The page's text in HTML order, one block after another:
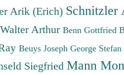
Arik (Erich) Schnitzler
Arthur Benn Gottfried
Beuys Joseph George Stefan
Siegfried Mann